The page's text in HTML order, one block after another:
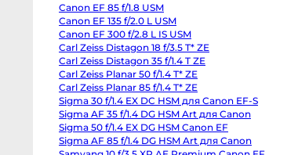
Ultra
DJI
Osmo
Pocket
4P
Vlog
Combo
GoPro
Hero
13
Black
GoPro
Hero
12
black
Canon EF 85 f/1.8 USM
Canon EF 135 f/2.0 L USM
Canon EF 300 f/2.8 L IS USM
Carl Zeiss Distagon 18 f/3.5 T* ZE
Carl Zeiss Distagon 35 f/1.4 T ZE
Carl Zeiss Planar 50 f/1.4 T* ZE
Carl Zeiss Planar 85 f/1.4 T* ZE
Sigma 30 f/1.4 EX DC HSM для Canon EF-S
Sigma AF 35 f/1.4 DG HSM Art для Canon
Sigma 50 f/1.4 EX DG HSM Canon EF
Sigma AF 85 f/1.4 DG HSM Art для Canon